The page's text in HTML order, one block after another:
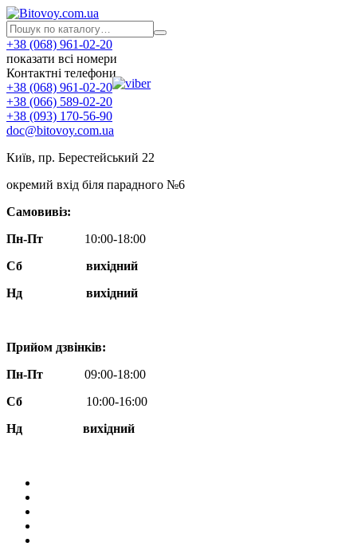
+38 (068) 961-02-20
показати всі номери
Контактні телефони
+38 (068) 961-02-20
+38 (066) 589-02-20
+38 (093) 170-56-90
doc@bitovoy.com.ua
Київ, пр. Берестейський 22
окремий вхід біля парадного №6
Самовивіз:
Пн-Пт
10:00-18:00
Сб
вихідний
Нд
вихідний
Прийом дзвінків:
Пн-Пт
09:00-18:00
Сб
10:00-16:00
Нд вихідний